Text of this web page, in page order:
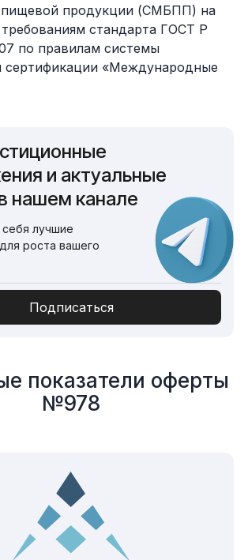
пищевой продукции (СМБПП) на
стандарта ГОСТ Р
по правилам системы
сертификации «Международные
и актуальные
нашем канале
лучшие
роста вашего
Подписаться
показатели оферты
№978